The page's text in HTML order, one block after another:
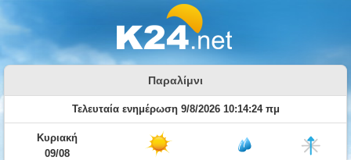
Παραλίμνι
Τελευταία ενημέρωση 9/8/2026 10:14:24 πμ
Κυριακή
09/08